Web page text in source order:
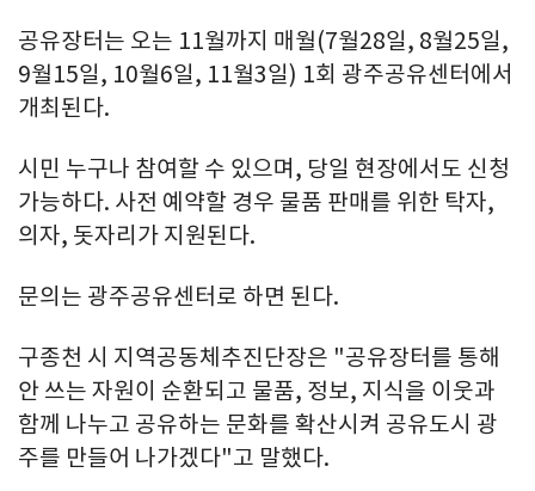
공유장터는 오는 11월까지 매월(7월28일, 8월25일,
9월15일, 10월6일, 11월3일) 1회 광주공유센터에서
개최된다.
시민 누구나 참여할 수 있으며, 당일 현장에서도 신청
가능하다. 사전 예약할 경우 물품 판매를 위한 탁자,
의자, 돗자리가 지원된다.
문의는 광주공유센터로 하면 된다.
구종천 시 지역공동체추진단장은 "공유장터를 통해
안 쓰는 자원이 순환되고 물품, 정보, 지식을 이웃과
함께 나누고 공유하는 문화를 확산시켜 공유도시 광
주를 만들어 나가겠다"고 말했다.